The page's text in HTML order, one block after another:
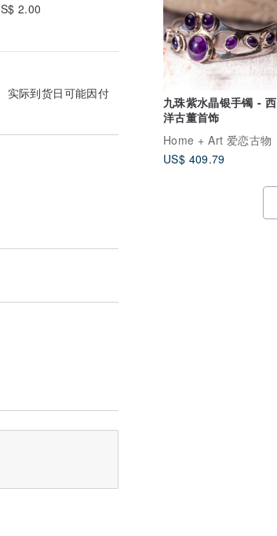
九珠紫水晶银手镯 - 西
洋古董首饰
Home + Art 爱恋古物
US$ 409.79
2.00
实际到货日可能因付